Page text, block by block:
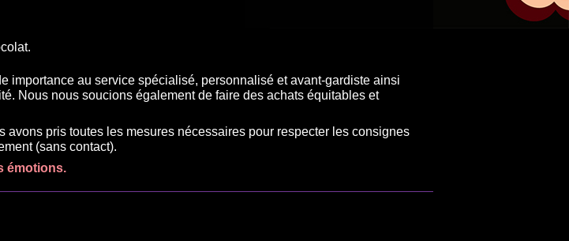
importance au service spécialisé, personnalisé et avant-gardiste ainsi
Nous nous soucions également de faire des achats équitables et
avons pris toutes les mesures nécessaires pour respecter les consignes
(sans contact).
émotions.